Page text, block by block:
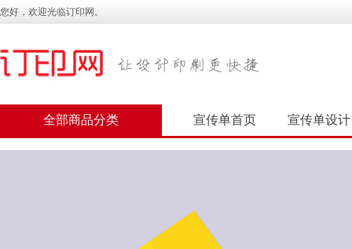
您好，欢迎光临订印网。
全部商品分类 宣传单首页 宣传单设计